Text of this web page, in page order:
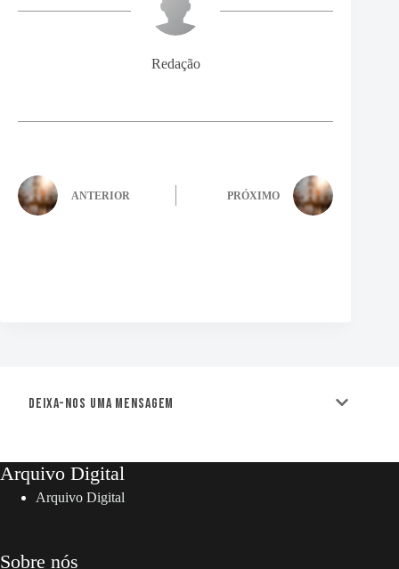
Redação
ANTERIOR PRÓXIMO
Deixa-nos uma mensagem
Arquivo Digital
Arquivo Digital
Sobre nós